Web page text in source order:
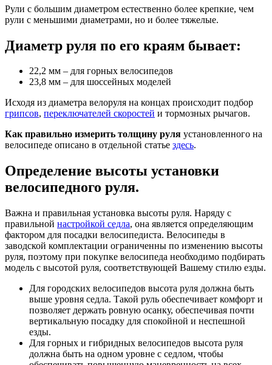
Рули с большим диаметром естественно более крепкие, чем
рули с меньшими диаметрами, но и более тяжелые.
Диаметр руля по его краям бывает:
22,2 мм – для горных велосипедов
23,8 мм – для шоссейных моделей
Исходя из диаметра велоруля на концах происходит подбор
грипсов, переключателей скоростей и тормозных рычагов.
Как правильно измерить толщину руля установленного на
велосипеде описано в отдельной статье здесь.
Определение высоты установки
велосипедного руля.
Важна и правильная установка высоты руля. Наряду с
правильной настройкой седла, она является определяющим
фактором для посадки велосипедиста. Велосипеды в
заводской комплектации ограниченны по изменению высоты
руля, поэтому при покупке велосипеда необходимо подбирать
модель с высотой руля, соответствующей Вашему стилю езды.
Для городских велосипедов высота руля должна быть
выше уровня седла. Такой руль обеспечивает комфорт и
позволяет держать ровную осанку, обеспечивая почти
вертикальную посадку для спокойной и неспешной
езды.
Для горных и гибридных велосипедов высота руля
должна быть на одном уровне с седлом, чтобы